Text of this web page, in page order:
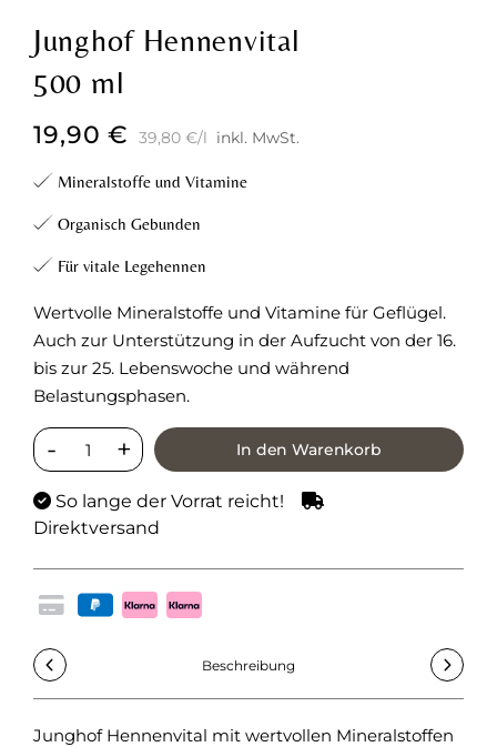
Junghof Hennenvital
500 ml
19,90€ 39,80 €/l inkl. MwSt.
Mineralstoffe und Vitamine
Organisch Gebunden
Für vitale Legehennen
Wertvolle Mineralstoffe und Vitamine für Geflügel.
Auch zur Unterstützung in der Aufzucht von der 16.
bis zur 25. Lebenswoche und während
Belastungsphasen.
In den Warenkorb
So lange der Vorrat reicht!
Direktversand
Beschreibung
Junghof Hennenvital mit wertvollen Mineralstoffen